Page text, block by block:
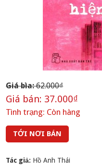
Giá bìa:62.000₫
Giá bán: 37.000₫
Tình trạng: Còn hàng
TỚI NƠI BÁN
Tác giả: Hồ Anh Thái